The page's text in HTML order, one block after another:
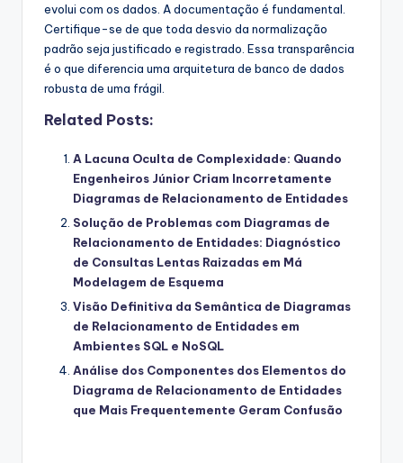
evolui com os dados. A documentação é fundamental.
Certifique-se de que toda desvio da normalização
padrão seja justificado e registrado. Essa transparência
é o que diferencia uma arquitetura de banco de dados
robusta de uma frágil.
Related Posts:
A Lacuna Oculta de Complexidade: Quando
Engenheiros Júnior Criam Incorretamente
Diagramas de Relacionamento de Entidades
Solução de Problemas com Diagramas de
Relacionamento de Entidades: Diagnóstico
de Consultas Lentas Raizadas em Má
Modelagem de Esquema
Visão Definitiva da Semântica de Diagramas
de Relacionamento de Entidades em
Ambientes SQL e NoSQL
Análise dos Componentes dos Elementos do
Diagrama de Relacionamento de Entidades
que Mais Frequentemente Geram Confusão